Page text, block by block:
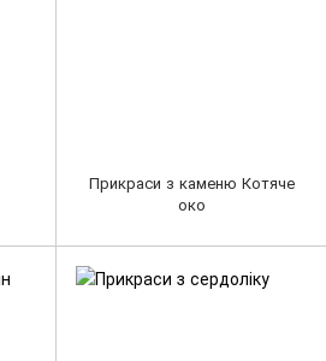
Прикраси з каменю Котяче
око